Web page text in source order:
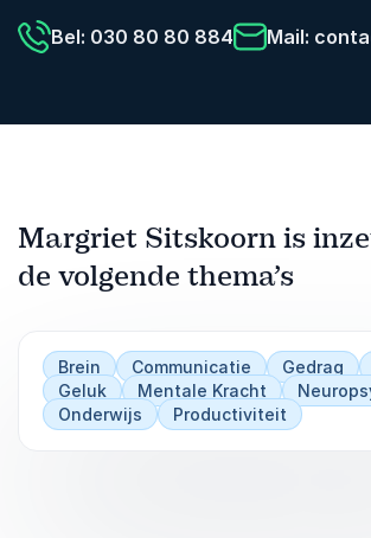
Bel: 030 80 80 884 Mail:
Margriet Sitskoorn is
de volgende thema’s
Brein Communicatie Gedrag
Geluk
Mentale Kracht
Onderwijs
Productiviteit